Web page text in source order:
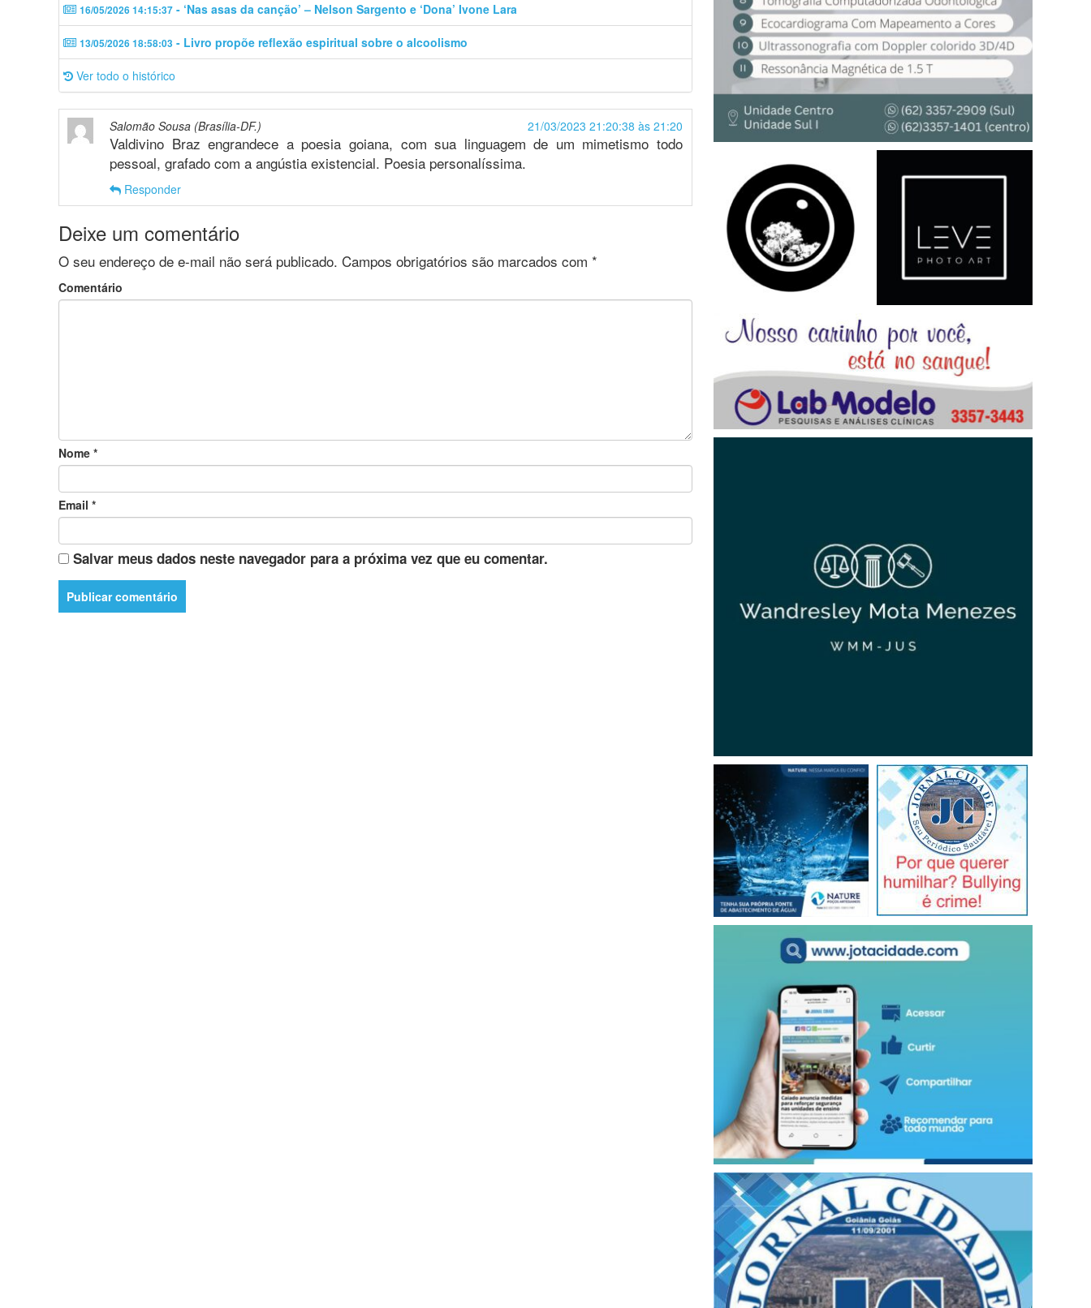
16/05/2026 14:15:37 - ‘Nas asas da canção’ – Nelson Sargento e ‘Dona’ Ivone Lara
13/05/2026 18:58:03 - Livro propõe reflexão espiritual sobre o alcoolismo
Ver todo o histórico
21/03/2023 21:20:38 às 21:20
Salomão Sousa (Brasília-DF.)
Valdivino Braz engrandece a poesia goiana, com sua linguagem de um mimetismo todo
pessoal, grafado com a angústia existencial. Poesia personalíssima.
Responder
Deixe um comentário
O seu endereço de e-mail não será publicado. Campos obrigatórios são marcados com *
Comentário
Nome *
Email *
Salvar meus dados neste navegador para a próxima vez que eu comentar.